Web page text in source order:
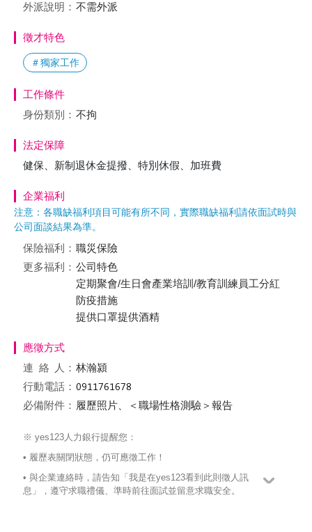
外派說明： 不需外派
徵才特色
＃獨家工作
工作條件
身份類別： 不拘
法定保障
健保、新制退休金提撥、特別休假、加班費
企業福利
注意：各職缺福利項目可能有所不同，實際職缺福利請依面試時與
公司面談結果為準。
保險福利： 職災保險
更多福利： 公司特色
定期聚會/生日會產業培訓/教育訓練員工分紅
防疫措施
提供口罩提供酒精
應徵方式
連絡
人： 林瀚潁
行動電話：
必備附件： 履歷照片、＜職場性格測驗＞報告
※ yes123人力銀行提醒您：
• 履歷表關閉狀態，仍可應徵工作！
• 與企業連絡時，請告知「我是在yes123看到此則徵人訊
息」，遵守求職禮儀、準時前往面試並留意求職安全。